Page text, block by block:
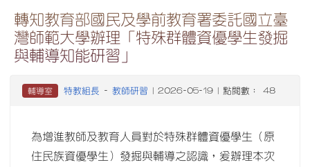
轉知教育部國民及學前教育署委託國立臺
灣師範大學辦理「特殊群體資優學生發掘
與輔導知能研習」
輔導室 特教組長 - 教師研習 | 2026-05-19 | 點閱數： 48
為增進教師及教育人員對於特殊群體資優學生（原
住民族資優學生）發掘與輔導之認識，爰辦理本次